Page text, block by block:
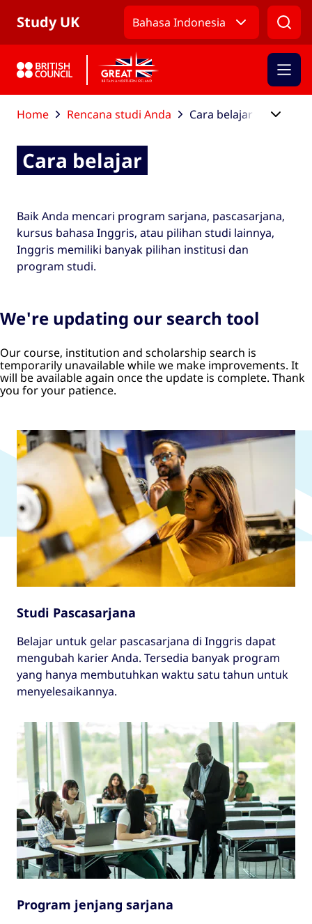
Lewati ke Konten Utama
Lewati ke Footer Utama
Study UK Bahasa Indonesia
Home Rencana studi Anda Cara belajar
Cara belajar
Baik Anda mencari program sarjana, pascasarjana,
kursus bahasa Inggris, atau pilihan studi lainnya,
Inggris memiliki banyak pilihan institusi dan
program studi.
We're updating our search tool
Our course, institution and scholarship search is
temporarily unavailable while we make improvements. It
will be available again once the update is complete. Thank
you for your patience.
Studi Pascasarjana
Belajar untuk gelar pascasarjana di Inggris dapat
mengubah karier Anda. Tersedia banyak program
yang hanya membutuhkan waktu satu tahun untuk
menyelesaikannya.
Program jenjang sarjana